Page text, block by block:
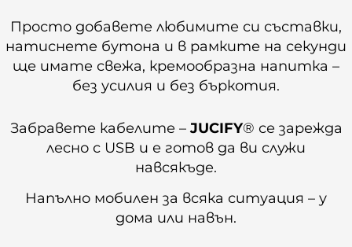
Просто добавете любимите си съставки,
натиснете бутона и в рамките на секунди
ще имате свежа, кремообразна напитка –
без усилия и без бъркотия.
Забравете кабелите – JUCIFY® се зарежда
лесно с USB и е готов да ви служи
навсякъде.
Напълно мобилен за всяка ситуация – у
дома или навън.